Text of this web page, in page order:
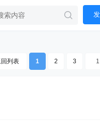
1 2 3
列表